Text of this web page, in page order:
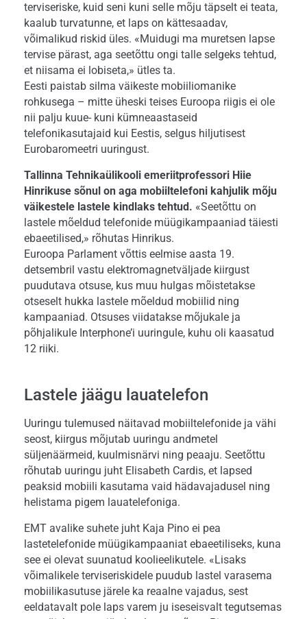
terviseriske, kuid seni kuni selle mõju täpselt ei teata,
kaalub turvatunne, et laps on kättesaadav,
võimalikud riskid üles. «Muidugi ma muretsen lapse
tervise pärast, aga seetõttu ongi talle selgeks tehtud,
et niisama ei lobiseta,» ütles ta.
Eesti paistab silma väikeste mobiiliomanike
rohkusega – mitte üheski teises Euroopa riigis ei ole
nii palju kuue- kuni kümneaastaseid
telefonikasutajaid kui Eestis, selgus hiljutisest
Eurobaromeetri uuringust.
Tallinna Tehnikaülikooli emeriitprofessori Hiie
Hinrikuse sõnul on aga mobiiltelefoni kahjulik mõju
väikestele lastele kindlaks tehtud. «Seetõttu on
lastele mõeldud telefonide müügikampaaniad täiesti
ebaeetilised,» rõhutas Hinrikus.
Euroopa Parlament võttis eelmise aasta 19.
detsembril vastu elektromagnetväljade kiirgust
puudutava otsuse, kus muu hulgas mõistetakse
otseselt hukka lastele mõeldud mobiilid ning
kampaaniad. Otsuses viidatakse mõjukale ja
põhjalikule Interphone’i uuringule, kuhu oli kaasatud
12 riiki.
Lastele jäägu lauatelefon
Uuringu tulemused näitavad mobiiltelefonide ja vähi
seost, kiirgus mõjutab uuringu andmetel
süljenäärmeid, kuulmisnärvi ning peaaju. Seetõttu
rõhutab uuringu juht Elisabeth Cardis, et lapsed
peaksid mobiili kasutama vaid hädavajadusel ning
helistama pigem lauatelefoniga.
EMT avalike suhete juht Kaja Pino ei pea
lastetelefonide müügikampaaniat ebaeetiliseks, kuna
see ei olevat suunatud koolieelikutele. «Lisaks
võimalikele terviseriskidele puudub lastel varasema
mobiilikasutuse järele ka reaalne vajadus, sest
eeldatavalt pole laps varem ju iseseisvalt tegutsemas